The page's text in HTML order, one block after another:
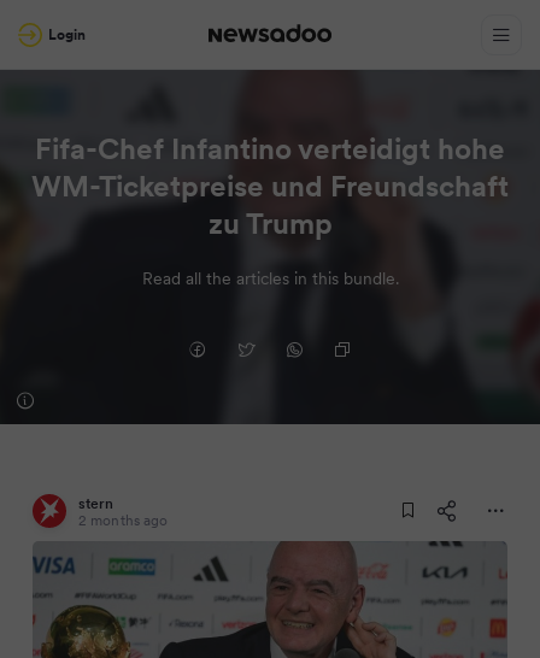
Login
Fifa-Chef Infantino verteidigt hohe
WM-Ticketpreise und Freundschaft
zu Trump
Read all the articles in this bundle.
stern
2 months ago